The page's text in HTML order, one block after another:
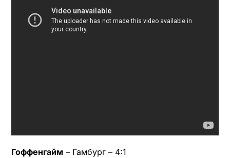
Гоффенгайм – Гамбург – 4:1